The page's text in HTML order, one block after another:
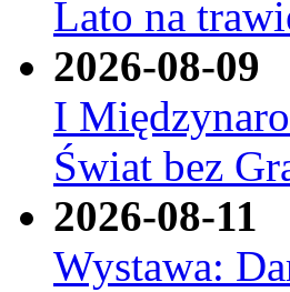
Lato na
2026-08-09
I
Świat bez
2026-08-11
Wystawa: